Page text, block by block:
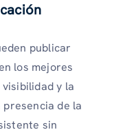
publicar
los mejores
y la
de la
sin